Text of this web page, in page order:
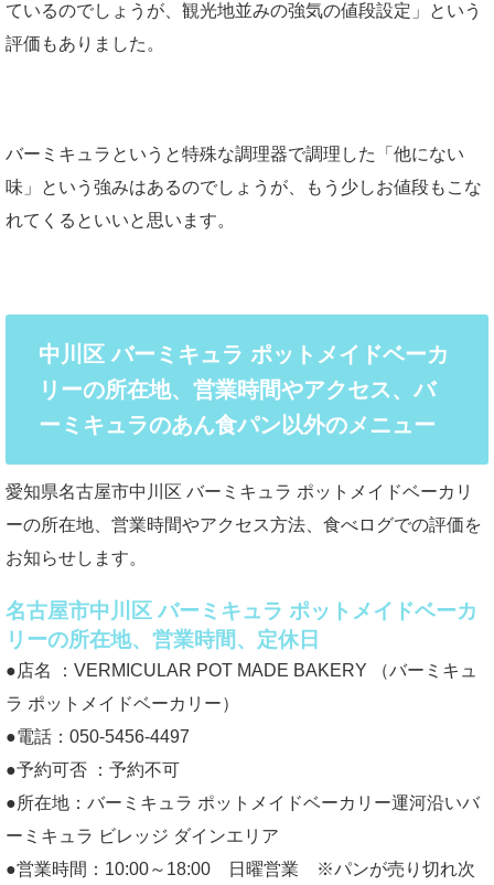
ているのでしょうが、観光地並みの強気の値段設定」という
評価もありました。
バーミキュラというと特殊な調理器で調理した「他にない
味」という強みはあるのでしょうが、もう少しお値段もこな
れてくるといいと思います。
中川区 バーミキュラ ポットメイドベーカ
リーの所在地、営業時間やアクセス、バ
ーミキュラのあん食パン以外のメニュー
愛知県名古屋市中川区 バーミキュラ ポットメイドベーカリ
ーの所在地、営業時間やアクセス方法、食べログでの評価を
お知らせします。
名古屋市中川区 バーミキュラ ポットメイドベーカ
リーの所在地、営業時間、定休日
●店名 ：VERMICULAR POT MADE BAKERY （バーミキュ
ラ ポットメイドベーカリー）
●電話：050-5456-4497
●予約可否 ：予約不可
●所在地：バーミキュラ ポットメイドベーカリー運河沿いバ
ーミキュラ ビレッジ ダインエリア
●営業時間：10:00～18:00 日曜営業 ※パンが売り切れ次